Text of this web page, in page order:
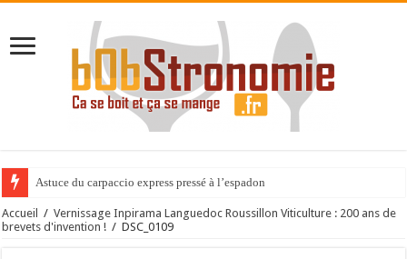
Astuce du carpaccio express pressé à l’espadon
Accueil / Vernissage Inpirama Languedoc Roussillon Viticulture : 200 ans de
brevets d'invention ! / DSC_0109